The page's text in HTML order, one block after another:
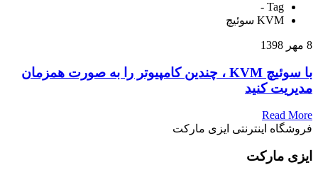
Tag -
KVM سوئیچ
8 مهر 1398
با سوئیچ KVM ، چندین کامپیوتر را به صورت همزمان
مدیریت کنید
Read More
فروشگاه اینترنتی ایزی مارکت
ایزی مارکت